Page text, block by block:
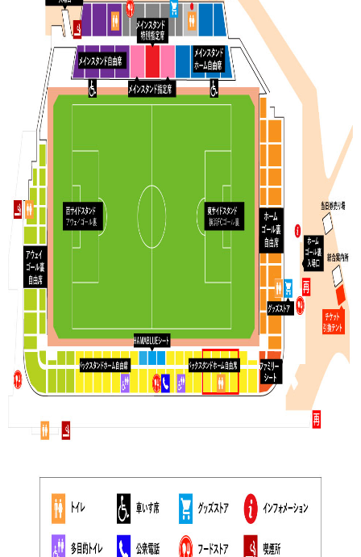
ヒストリー
サステナビリティ
ホームタウン活動
横浜FCスポーツクラブ
ニッパツ横浜FCシーガルズ
ゲームスチュワード
学生インターンシップ
クラブメンバー
スタータークラブ
スペシャルコンテンツ
オリジナルビール
育成ビジョン
試合日程・結果
アカデミー選手
アカデミースタッフ
フェニックスクラブ
サッカースクール
チアスクール
パートナー
パートナー一覧
あしながドリーム基金
お問い合わせ
お問い合わせ